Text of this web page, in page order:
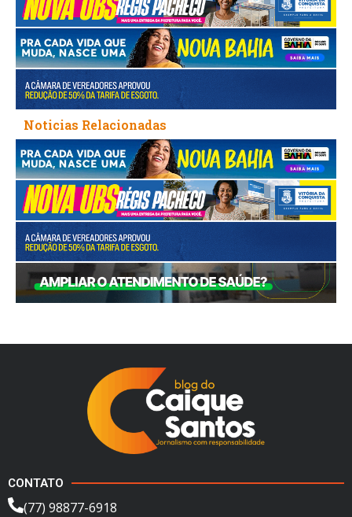
Noticias Relacionadas
CONTATO
(77) 98877-6918